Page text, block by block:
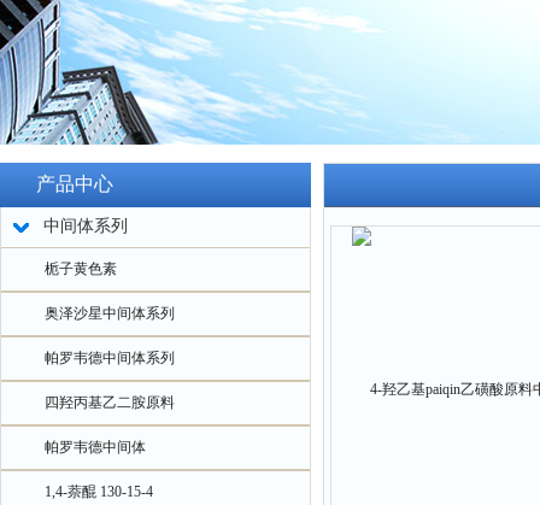
产品中心
中间体系列
栀子黄色素
奥泽沙星中间体系列
帕罗韦德中间体系列
四羟丙基乙二胺原料
帕罗韦德中间体
1,4-萘醌 130-15-4